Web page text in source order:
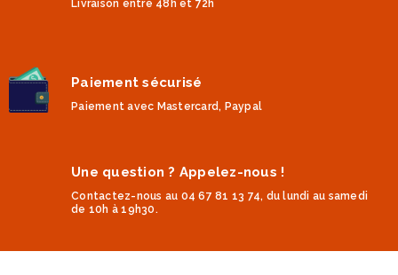
Livraison entre 48h et 72h
Paiement sécurisé
Paiement avec Mastercard, Paypal
Une question ? Appelez-nous !
Contactez-nous au 04 67 81 13 74, du lundi au samedi
de 10h à 19h30.